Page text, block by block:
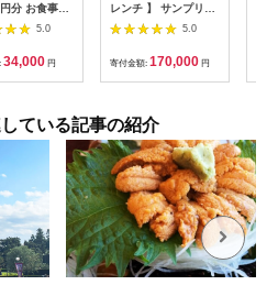
分 お食事券
枚 食事チ
ケット 寿司
北九州市
5.0
34,000 円
レンチ 】 サンプリシ
テ 「 愛南町 ディナー
コース 」 食事券 2名
5.0
寄付金額: 170,000 円
ている記事の紹介